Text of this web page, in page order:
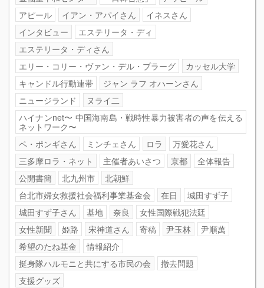
アピール
イアン・アパイさん
イネスさん
インタビュー
エステリータ・ディ
エステリータ・ディさん
エリー・コリー・ヴァン・デル・プラーグ
カッセル大学
キャンドル行動連帯
ジャン ラフ オハーンさん
ニュージランド
ヌライ二
ハイナンnet〜 中国海南島・戦時性暴力被害者の声を伝える
ネットワーク〜
ペ・ポンギさん
ミンチェさん ロラ
万愛花さん
三多摩ロラ・ネット
主催者あいさつ 京都
全体報告
公開書簡
北九州市
北朝鮮
台北市婦女救援社会福利事業基金会
在日
城田すず子
城田すず子さん
基地 奈良
女性国際戦犯法廷
女性新聞
姫路 宋神道さん 寄稿 尹玉林
尹順萬
希望のたね基金
情報紹介
挺身隊ハルモニと共にする市民の会
撤去問題
支援グッズ